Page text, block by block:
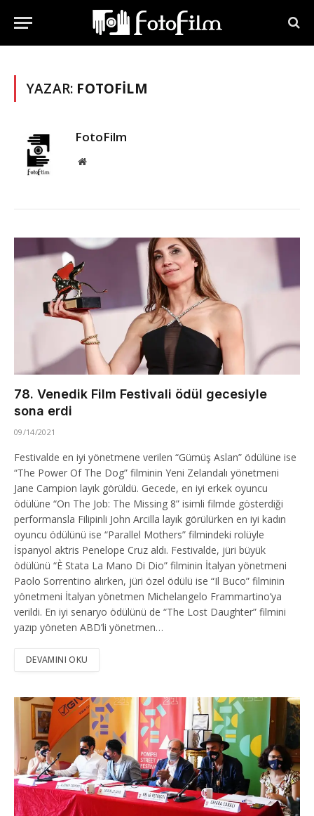
YAZAR: FOTOFILM
FotoFilm
Website
78. Venedik Film Festivali ödül gecesiyle
sona erdi
09/14/2021
Festivalde en iyi yönetmene verilen “Gümüş Aslan” ödülüne ise
“The Power Of The Dog” filminin Yeni Zelandalı yönetmeni
Jane Campion layık görüldü. Gecede, en iyi erkek oyuncu
ödülüne “On The Job: The Missing 8” isimli filmde gösterdiği
performansla Filipinli John Arcilla layık görülürken en iyi kadın
oyuncu ödülünü ise “Parallel Mothers” filmindeki rolüyle
İspanyol aktris Penelope Cruz aldı. Festivalde, jüri büyük
ödülünü “È Stata La Mano Di Dio” filminin İtalyan yönetmeni
Paolo Sorrentino alırken, jüri özel ödülü ise “Il Buco” filminin
yönetmeni İtalyan yönetmen Michelangelo Frammartino’ya
verildi. En iyi senaryo ödülünü de “The Lost Daughter” filmini
yazıp yöneten ABD’li yönetmen…
DEVAMINI OKU